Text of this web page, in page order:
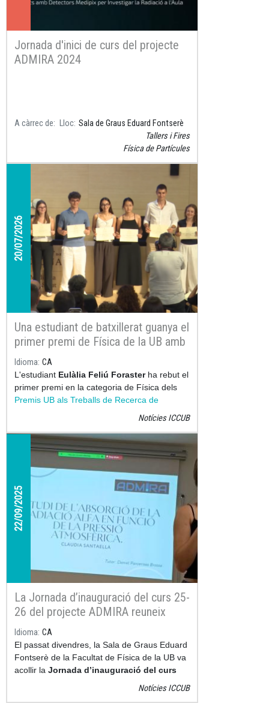
Jornada d'inici de curs del projecte
ADMIRA 2024
A càrrec de Lloc Sala de Graus Eduard Fontserè
Tallers i Fires
Física de Partícules
20/07/2026
Una estudiant de batxillerat guanya el
primer premi de Física de la UB amb
un treball sobre el moviment
microscòpic
Idioma CA
L'estudiant Eulàlia Feliú Forasterha rebut el
primer premi en la categoria de Física dels
Premis UB als Treballs de Recerca de
gràcies al seu treball Atrapat
microscòpic.
Notícies ICCUB
22/09/2025
La Jornada d’inauguració del curs 25-
26 del projecte ADMIRA reuneix
universitat i secundària per impulsar
la recerca i l’aprenentatge actiu
Idioma CA
El passat divendres, la Sala de Graus Eduard
Fontserè de la Facultat de Física de la UB va
acollir la Jornada d’inauguració del curs
(Activitats
amb Detectors Medipix per Investigar la
Notícies ICCUB